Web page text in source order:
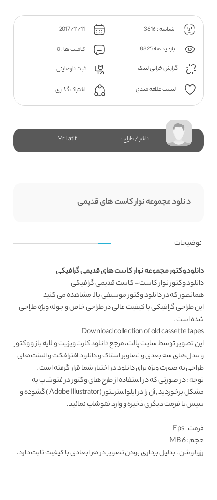
شناسه : 3616 2017/11/11
بازدید ها: 8825
کامنت ها : 0
گزارش خرابی لینک
ثبت نارضایتی
لیست علاقه مندی اشتراک گذاری
ناشر / طراح : Mr Latifi
دانلود مجموعه نوار کاست های قدیمی
توضیحات
دانلود وکتور مجموعه نوار کاست های قدیمی گرافیکی
دانلود وکتورنوار کاست – کاست قدیمی گرافیکی
همانطور که دردانلود وکتور موسیقیبالا مشاهده می کنید
اینطراحی گرافیکیبا کیفیت عالی در طراحی خاص و جوله ویژه طراحی
شده است .
Download collection of old cassette tapes
این تصویر توسطسایت پالت، مرجعدانلود کارت ویزیتو لایه باز و وکتور
و مدل های سه بعدی و تصاویر استاک و دانلود افترافکت و المنت های
طراحی به صورت ویژه برای دانلود در اختیار شما قرار گرفته است .
توجه : در صورتی که در استفاده از طرح های وکتور در فتوشاپ به
مشکل برخوردید , آن را در ایلواستریتور (Adobe Illustrator ) گشوده و
سپس با فرمت دیگری ذخیره و وارد فتوشاپ نمائید.
فرمت: Eps
حجم : 6 MB
رزولوشن: بدلیل برداری بودن تصویر در هر ابعادی با کیفیت ثابت دارد.